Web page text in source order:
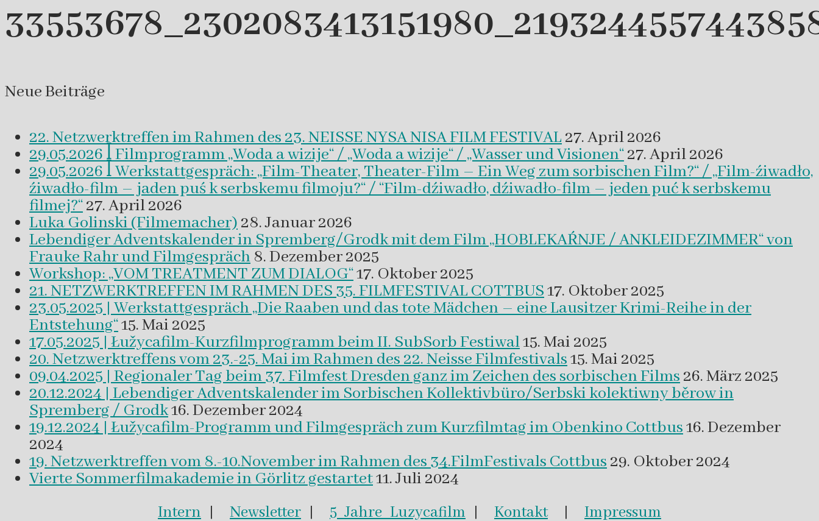
Neue Beiträge
22. Netzwerktreffen im Rahmen des 23. NEISSE NYSA NISA FILM FESTIVAL27. April 2026
29.05.2026 ꟾ Filmprogramm „Woda a wizije“ / „Woda a wizije“ / „Wasser und Visionen“27. April 2026
29.05.2026 ꟾ Werkstattgespräch: „Film-Theater, Theater-Film – Ein Weg zum sorbischen Film?“ / „Film-źiwadło,
źiwadło-film – jaden puś k serbskemu filmoju?“ / “Film-dźiwadło, dźiwadło-film – jeden puć k serbskemu
filmej?“27. April 2026
Luka Golinski (Filmemacher)28. Januar 2026
Lebendiger Adventskalender in Spremberg/Grodk mit dem Film „HOBLEKAŔNJE / ANKLEIDEZIMMER“ von
Frauke Rahr und Filmgespräch 8. Dezember 2025
Workshop: „VOM TREATMENT ZUM DIALOG“17. Oktober 2025
21. NETZWERKTREFFEN IM RAHMEN DES 35. FILMFESTIVAL COTTBUS17. Oktober 2025
23.05.2025 | Werkstattgespräch „Die Raaben und das tote Mädchen – eine Lausitzer Krimi-Reihe in der
Entstehung“15. Mai 2025
17.05.2025 | Łužycafilm-Kurzfilmprogramm beim II. SubSorb Festiwal15. Mai 2025
20. Netzwerktreffens vom 23.-25. Mai im Rahmen des 22. Neisse Filmfestivals15. Mai 2025
09.04.2025 | Regionaler Tag beim 37. Filmfest Dresden ganz im Zeichen des sorbischen Films26. März 2025
20.12.2024 | Lebendiger Adventskalender im Sorbischen Kollektivbüro/Serbski kolektiwny běrow in
Spremberg / Grodk16. Dezember 2024
19.12.2024 | Łužycafilm-Programm und Filmgespräch zum Kurzfilmtag im Obenkino Cottbus16. Dezember
2024
19. Netzwerktreffen vom 8.-10.November im Rahmen des 34.FilmFestivals Cottbus29. Oktober 2024
Vierte Sommerfilmakademie in Görlitz gestartet11. Juli 2024
Intern | Newsletter | 5 Jahre Luzycafilm | Kontakt| Impressum